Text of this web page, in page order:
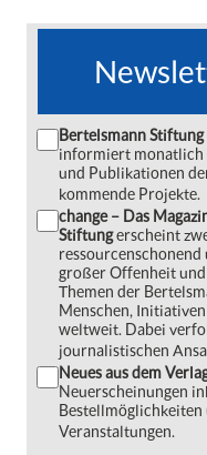
Bertelsmann
informiert monatlich
und Publikationen
kommende Projekte.
change – Das
Stiftungerscheint
großer Offenheit
Themen der
Menschen,
weltweit. Dabei
journalistischen
Neues aus dem
Neuerscheinungen
Veranstaltungen.